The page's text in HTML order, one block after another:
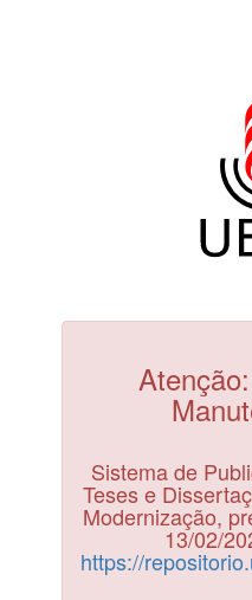
Sistema de
Teses e
Modernização,
13/02/
https://